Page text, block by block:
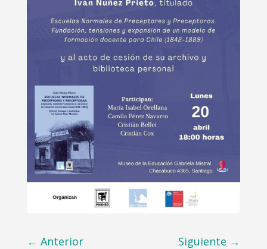
← Anterior Siguiente →